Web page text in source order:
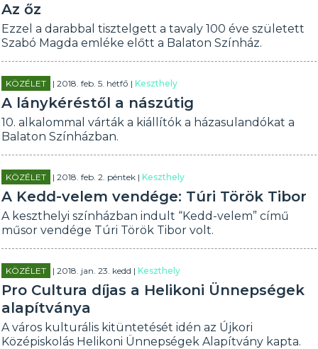
Az őz
Ezzel a darabbal tisztelgett a tavaly 100 éve született
Szabó Magda emléke előtt a Balaton Színház.
KÖZÉLET | 2018. feb. 5. hétfő |Keszthely
A lánykéréstől a nászútig
10. alkalommal várták a kiállítók a házasulandókat a
Balaton Színházban.
KÖZÉLET | 2018. feb. 2. péntek |Keszthely
A Kedd-velem vendége: Túri Török Tibor
A keszthelyi színházban indult “Kedd-velem” című
műsor vendége Túri Török Tibor volt.
KÖZÉLET | 2018. jan. 23. kedd |Keszthely
Pro Cultura díjas a Helikoni Ünnepségek
alapítványa
A város kulturális kitüntetését idén az Újkori
Középiskolás Helikoni Ünnepségek Alapítvány kapta.